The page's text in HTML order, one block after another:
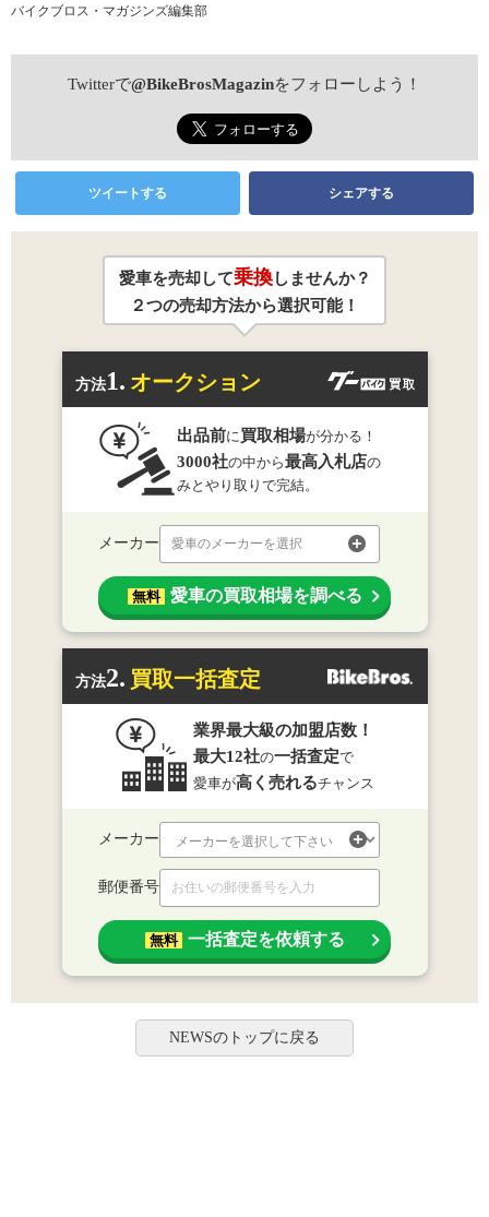
バイクブロス・マガジンズ編集部
Twitterで@BikeBrosMagazinをフォローしよう！
ツイートする シェアする
愛車を売却して乗換しませんか？
２つの売却方法から選択可能！
方法1. オークション
出品前に 買取相場が分かる！
3000社の中から最高入札店の
みとやり取りで完結。
メーカー 愛車のメーカーを選択
無料 愛車の買取相場を調べる
方法2. 買取一括査定
業界最大級の加盟店数！
最大12社の一括査定で
愛車が高く売れるチャンス
メーカー
郵便番号
無料 一括査定を依頼する
NEWSのトップに戻る